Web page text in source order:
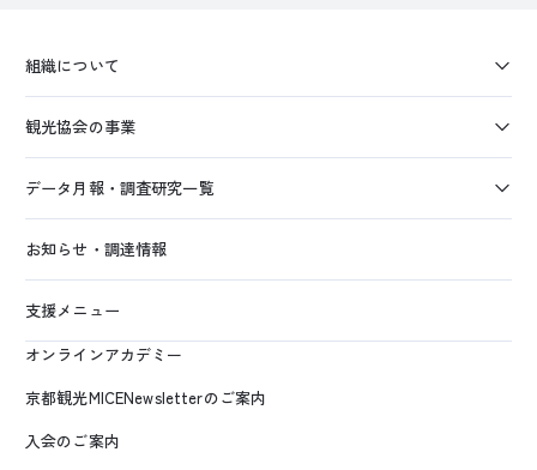
組織について
観光協会の事業
データ月報・調査研究一覧
お知らせ・調達情報
支援メニュー
オンラインアカデミー
京都観光MICENewsletterのご案内
入会のご案内